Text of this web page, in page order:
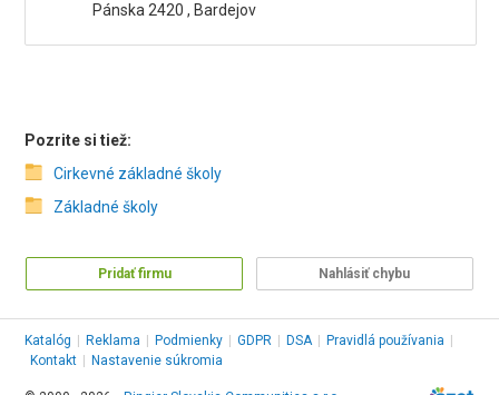
Pánska 2420 , Bardejov
Pozrite si tiež:
Cirkevné základné školy
Základné školy
Pridať firmu Nahlásiť chybu
Katalóg Reklama Podmienky GDPR DSA Pravidlá používania
Kontakt
Nastavenie súkromia